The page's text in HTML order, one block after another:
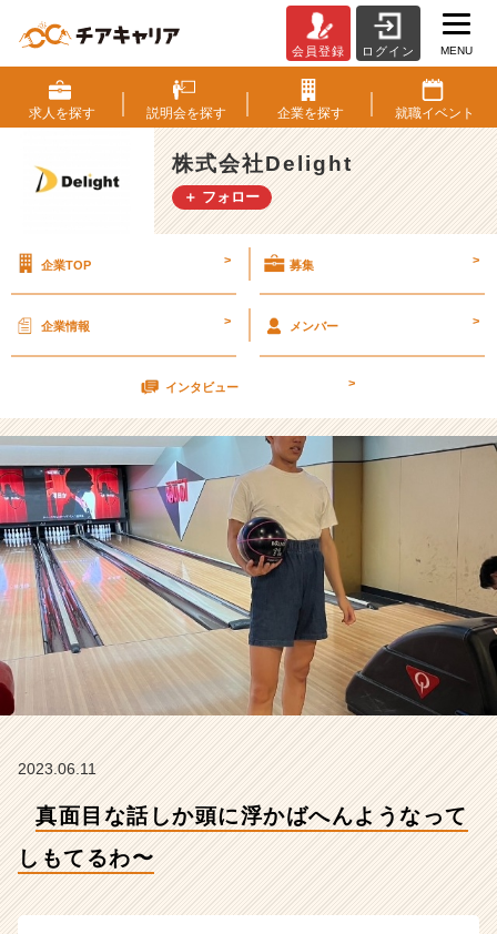
面
目
な
話
し
か
か
ん
よ
な
て
し
も
て
る
わ〜
【株
式
D
g
h
会員登録 ログイン MENU
求人を探す 説明会を探す 企業を探す 就職イベント
株式会社Delight
＋ フォロー
企業TOP > 募集 >
企業情報 > メンバー >
インタビュー >
2023.06.11
真面目な話しか頭に浮かばへんようなって
しもてるわ〜